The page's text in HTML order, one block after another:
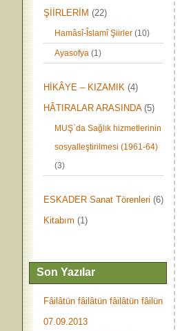
ŞİİRLERİM (22)
Hamâsî-Îslamî Şiirler (10)
Ayasofya (1)
HİKÂYE – KIZAMIK (4)
HÂTIRALAR ARASINDA(5)
MUŞ`da Sağlık hizmetlerinin
sosyalleştirilmesi (1961-64)
(3)
ESKADER Sanat Törenleri (6)
Kitabım (1)
Son Yazılar
Fâilâtün fâilâtün fâilâtün fâilün
07.09.2013